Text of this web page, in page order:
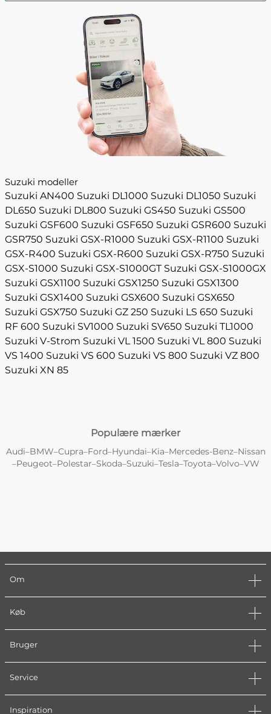
Suzuki modeller
Suzuki AN400 Suzuki DL1000 Suzuki DL1050 Suzuki
DL650 Suzuki DL800 Suzuki GS450 Suzuki GS500
Suzuki GSF600 Suzuki GSF650 Suzuki GSR600 Suzuki
GSR750 Suzuki GSX-R1000 Suzuki GSX-R1100 Suzuki
GSX-R400 Suzuki GSX-R600 Suzuki GSX-R750 Suzuki
GSX-S1000 Suzuki GSX-S1000GT Suzuki GSX-S1000GX
Suzuki GSX1100 Suzuki GSX1250 Suzuki GSX1300
Suzuki GSX1400 Suzuki GSX600 Suzuki GSX650
Suzuki GSX750 Suzuki GZ 250 Suzuki LS 650 Suzuki
RF 600 Suzuki SV1000 Suzuki SV650 Suzuki TL1000
Suzuki V-Strom Suzuki VL 1500 Suzuki VL 800 Suzuki
VS 1400 Suzuki VS 600 Suzuki VS 800 Suzuki VZ 800
Suzuki XN 85
Populære mærker
Audi–BMW–Cupra–Ford–Hyundai–Kia–Mercedes-Benz–Nissan
–Peugeot–Polestar–Skoda–Suzuki–Tesla–Toyota–Volvo–VW
Om
Køb
Bruger
Service
Inspiration